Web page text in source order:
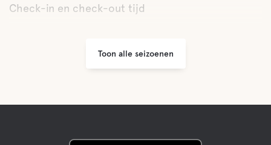
Check-in en check-out tijd
Toon alle seizoenen